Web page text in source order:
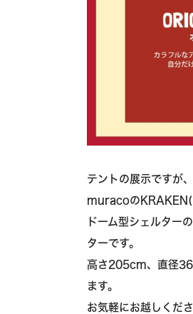
テントの展示ですが、
muracoのKRAKEN(
ドーム型シェルター
ターです。
高さ205cm、直径
ます。
お気軽にお越しくださ